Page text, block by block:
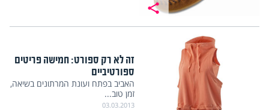
זה לא רק ספורט: חמישה פריטים
ספורטיביים
האביב בפתח ועונת המרתונים בשיאה,
זמן טוב...
03.03.2013